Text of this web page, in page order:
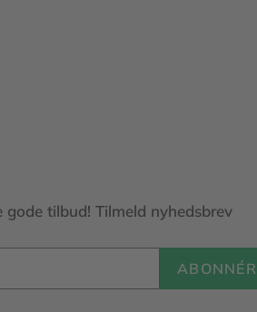
tilbud! Tilmeld nyhedsbrev
ABONNÉR